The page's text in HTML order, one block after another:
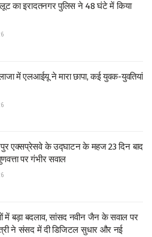
का इरादतनगर पुलिस ने 48 घंटे में किया
में एलआईयू ने मारा छापा, कई युवक-युवतियां
एक्सप्रेसवे के उद्घाटन के महज 23 दिन बाद
पर गंभीर सवाल
में बड़ा बदलाव, सांसद नवीन जैन के सवाल पर
ने संसद में दी डिजिटल सुधार और नई